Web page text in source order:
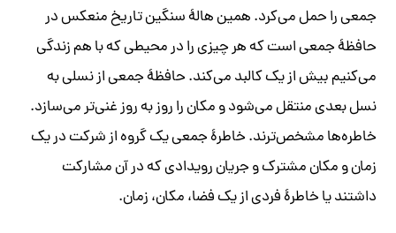
جمعی را حمل می‌کرد. همین هالۀ سنگین تاریخ منعکس در
حافظۀ جمعی است که هر چیزی را در محیطی که با هم زندگی
می‌کنیم بیش از یک کالبد می‌کند. حافظۀ جمعی از نسلی به
نسل بعدی منتقل می‌شود و مکان را روز به روز غنی‌تر می‌سازد.
خاطره‌ها مشخص‌ترند. خاطرۀ جمعی یک گروه از شرکت در یک
زمان و مکان مشترک و جریان رویدادی که در آن مشارکت
داشتند یا خاطرۀ فردی از یک فضا، مکان، زمان.